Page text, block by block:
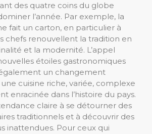
des quatre coins du globe
l’année. Par exemple, la
fait un carton, en particulier à
chefs renouvellent la tradition en
et la modernité. L’appel
étoiles gastronomiques
un changement
cuisine riche, variée, complexe
enracinée dans l’histoire du pays.
claire à se détourner des
traditionnels et à découvrir des
inattendues. Pour ceux qui